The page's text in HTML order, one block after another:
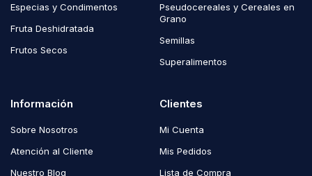
Especias y Condimentos
Fruta Deshidratada
Frutos Secos
Pseudocereales y Cereales en
Grano
Semillas
Superalimentos
Información
Sobre Nosotros
Atención al Cliente
Nuestro Blog
Clientes
Mi Cuenta
Mis Pedidos
Lista de Compra